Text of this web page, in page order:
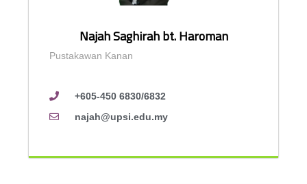
Najah Saghirah bt. Haroman
Pustakawan Kanan
+605-450 6830/6832
najah@upsi.edu.my